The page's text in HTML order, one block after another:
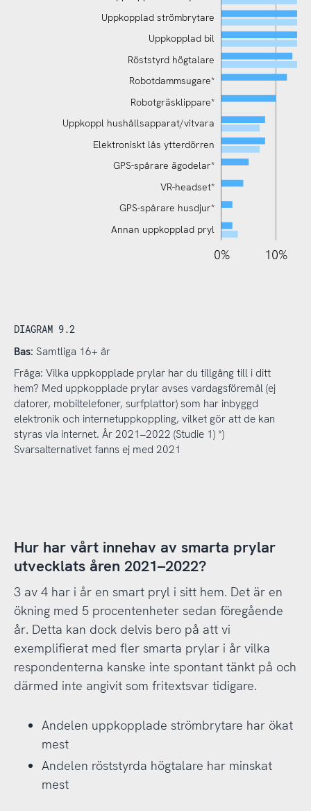
Uppkopplad strömbrytare
Uppkopplad bil
Röststyrd högtalare
Robotdammsugare*
Robotgräsklippare*
Uppkoppl hushållsapparat/vitvara
Elektroniskt lås ytterdörren
GPS-spårare ägodelar*
VR-headset*
GPS-spårare husdjur*
Annan uppkopplad pryl
110% 10%
0%
-10%
-20%
DIAGRAM 9.2
Bas: Samtliga 16+ år
Fråga: Vilka uppkopplade prylar har du tillgång till i ditt
hem? Med uppkopplade prylar avses vardagsföremål (ej
datorer, mobiltelefoner, surfplattor) som har inbyggd
elektronik och internetuppkoppling, vilket gör att de kan
styras via internet. År 2021–2022 (Studie 1) *)
Svarsalternativet fanns ej med 2021
Hur har vårt innehav av smarta prylar
utvecklats åren 2021–2022?
3 av 4 har i år en smart pryl i sitt hem. Det är en
ökning med 5 procentenheter sedan föregående
år. Detta kan dock delvis bero på att vi
exemplifierat med fler smarta prylar i år vilka
respondenterna kanske inte spontant tänkt på och
därmed inte angivit som fritextsvar tidigare.
Andelen uppkopplade strömbrytare har ökat
mest
Andelen röststyrda högtalare har minskat
mest